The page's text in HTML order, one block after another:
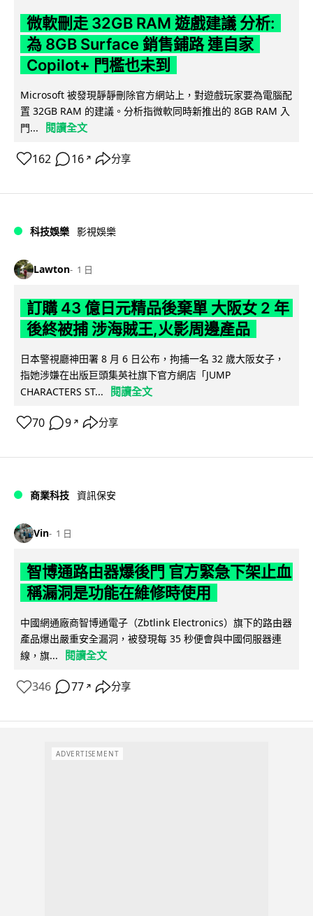
微軟刪走 32GB RAM 遊戲建議 分析:
為 8GB Surface 銷售鋪路 連自家
Copilot+ 門檻也未到
Microsoft 被發現靜靜刪除官方網站上，對遊戲玩家要為電腦配
置 32GB RAM 的建議。分析指微軟同時新推出的 8GB RAM 入
門...
閱讀全文
162 16 ↗ 分享
科技娛樂 影視娛樂
Lawton 1 日
訂購 43 億日元精品後棄單 大阪女 2 年
後終被捕 涉海賊王,火影周邊產品
日本警視廳神田署 8 月 6 日公布，拘捕一名 32 歲大阪女子，
指她涉嫌在出版巨頭集英社旗下官方網店「JUMP
CHARACTERS ST...
閱讀全文
70 9 ↗ 分享
商業科技 資訊保安
Vin 1 日
智博通路由器爆後門 官方緊急下架止血
稱漏洞是功能在維修時使用
中國網通廠商智博通電子（Zbtlink Electronics）旗下的路由器
產品爆出嚴重安全漏洞，被發現每 35 秒便會與中國伺服器連
線，旗...
閱讀全文
346 77 ↗ 分享
ADVERTISEMENT